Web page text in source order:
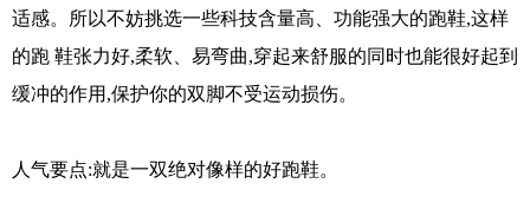
适感。所以不妨挑选一些科技含量高、功能强大的跑鞋,这样
的跑 鞋张力好,柔软、易弯曲,穿起来舒服的同时也能很好起到
缓冲的作用,保护你的双脚不受运动损伤。
人气要点:就是一双绝对像样的好跑鞋。